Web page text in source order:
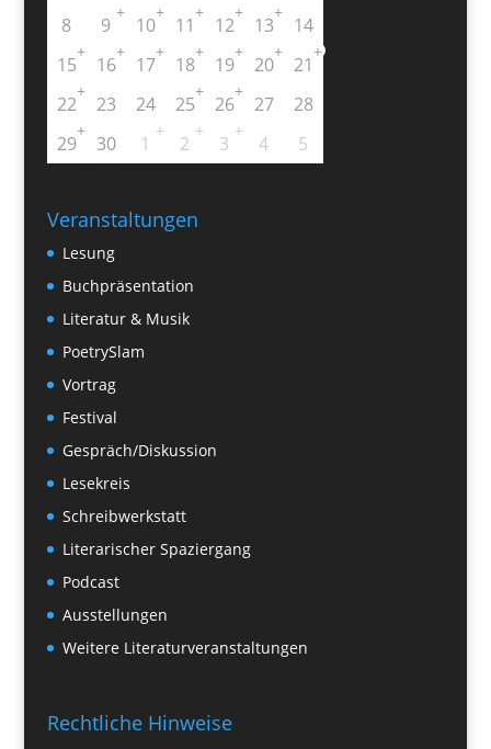
8 9
+
10
+
11
+
12
+
13
+
14
15
+
16
+
17
+
18
+
19
+
20
+
21
+
22
+
23 24 25
+
26
+
27
28
29
+
30 1
+
2
+
3
+
4 5
Veranstaltungen
Lesung
Buchpräsentation
Literatur & Musik
PoetrySlam
Vortrag
Festival
Gespräch/Diskussion
Lesekreis
Schreibwerkstatt
Literarischer Spaziergang
Podcast
Ausstellungen
Weitere Literaturveranstaltungen
Rechtliche Hinweise